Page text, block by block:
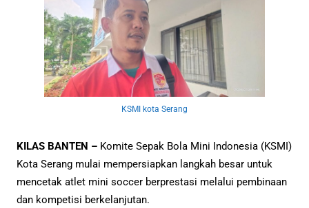
KSMI kota Serang
KILAS BANTEN – Komite Sepak Bola Mini Indonesia (KSMI)
Kota Serang mulai mempersiapkan langkah besar untuk
mencetak atlet mini soccer berprestasi melalui pembinaan
dan kompetisi berkelanjutan.